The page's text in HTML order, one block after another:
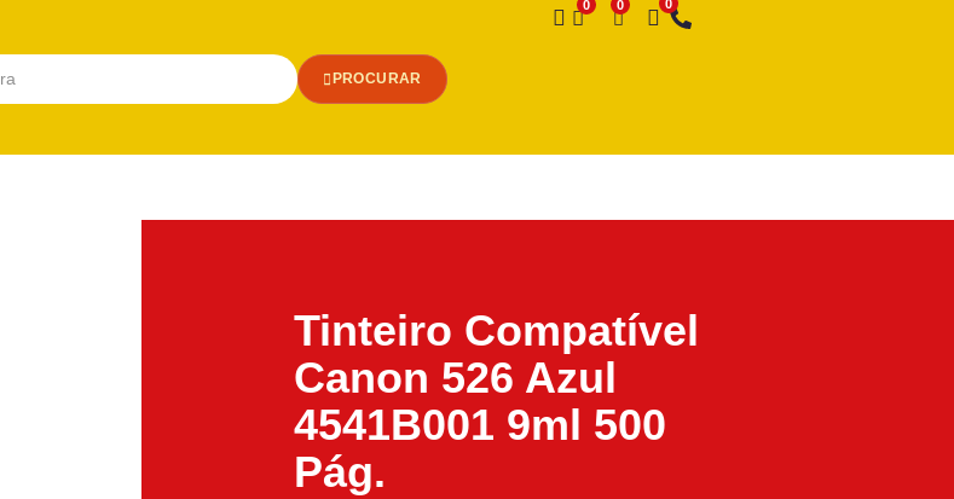
PROCURAR
Desejo
Tinteiro Compatível
Canon 526 Azul
4541B001 9ml 500
Pág.